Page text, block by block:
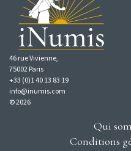
46 rue Vivienne,
75002 Paris
+33 (0)1 40 13 83 19
info@inumis.com
© 2026
Qui
Conditions